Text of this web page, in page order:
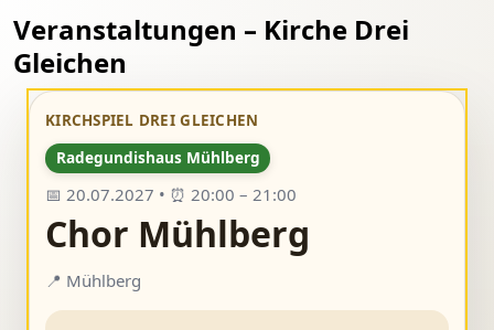
Veranstaltungen – Kirche Drei
Gleichen
KIRCHSPIEL DREI GLEICHEN
Radegundishaus Mühlberg
📅 20.07.2027 • ⏰ 20:00 – 21:00
Chor Mühlberg
📍 Mühlberg